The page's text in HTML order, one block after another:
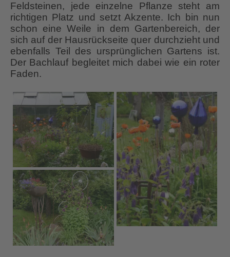
Feldsteinen, jede einzelne Pflanze steht am
richtigen Platz und setzt Akzente. Ich bin nun
schon eine Weile in dem Gartenbereich, der
sich auf der Hausrückseite quer durchzieht und
ebenfalls Teil des ursprünglichen Gartens ist.
Der Bachlauf begleitet mich dabei wie ein roter
Faden.